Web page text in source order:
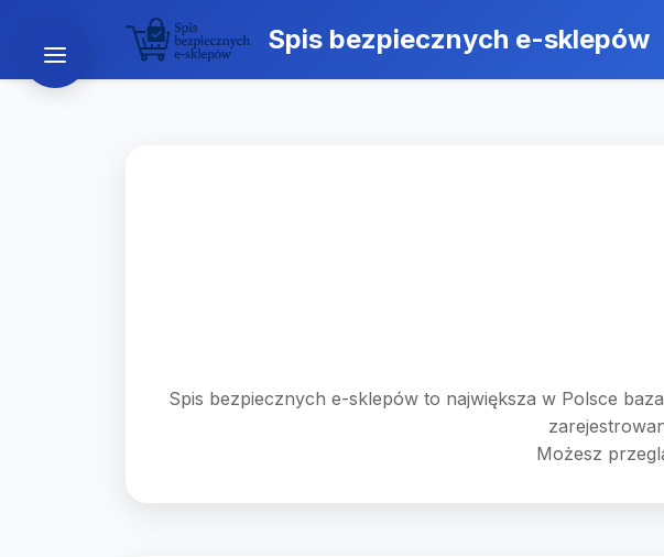
Spis bezpiecznych e-sklepów
Spis bezpiecznych e-sklepów to największa w Polsce
Możesz